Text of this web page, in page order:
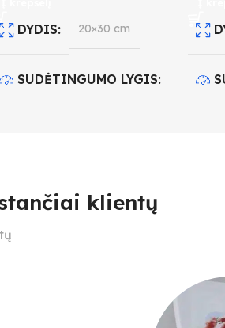
DYDIS 20×30 cm
SUDĖTINGUMO LYGIS
klientų